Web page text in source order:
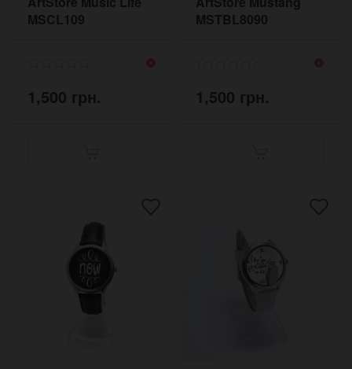
MSCL109
1,500 грн.
MSTBL8090
1,500 грн.